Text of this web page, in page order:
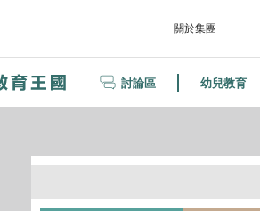
關於集團
討論區 幼兒教育